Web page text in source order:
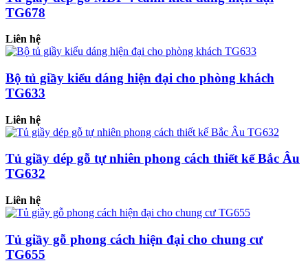
TG678
Liên hệ
Bộ tủ giầy kiểu dáng hiện đại cho phòng khách
TG633
Liên hệ
Tủ giầy dép gỗ tự nhiên phong cách thiết kế Bắc Âu
TG632
Liên hệ
Tủ giầy gỗ phong cách hiện đại cho chung cư
TG655